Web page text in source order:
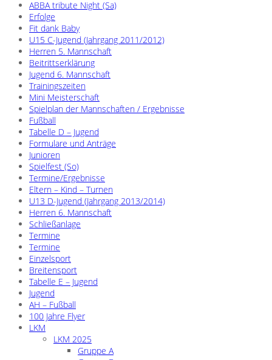
ABBA tribute Night (Sa)
Erfolge
Fit dank Baby
U15 C-Jugend (Jahrgang 2011/2012)
Herren 5. Mannschaft
Beitrittserklärung
Jugend 6. Mannschaft
Trainingszeiten
Mini Meisterschaft
Spielplan der Mannschaften / Ergebnisse
Fußball
Tabelle D – Jugend
Formulare und Anträge
Junioren
Spielfest (So)
Termine/Ergebnisse
Eltern – Kind – Turnen
U13 D-Jugend (Jahrgang 2013/2014)
Herren 6. Mannschaft
Schließanlage
Termine
Termine
Einzelsport
Breitensport
Tabelle E – Jugend
Jugend
AH – Fußball
100 Jahre Flyer
LKM
LKM 2025
Gruppe A